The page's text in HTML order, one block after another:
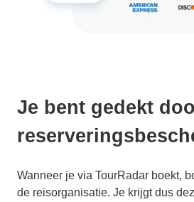
Je bent gedekt
Wanneer je via TourRadar boekt,
de reisorganisatie. Je krijgt dus